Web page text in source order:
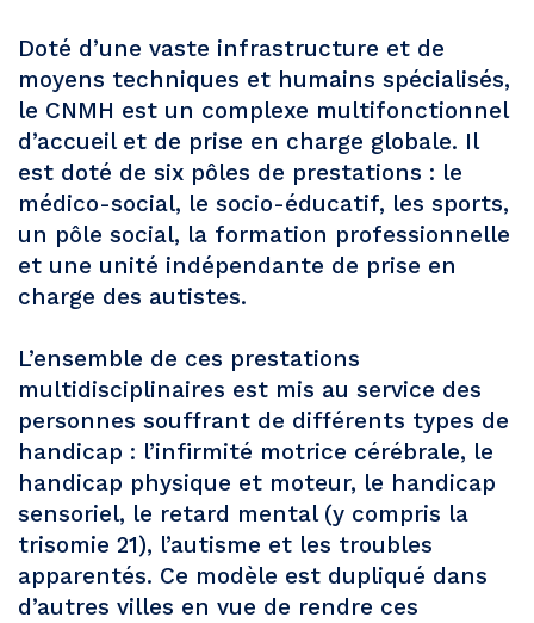
Doté d’une vaste infrastructure et de
moyens techniques et humains spécialisés,
le CNMH est un complexe multifonctionnel
d’accueil et de prise en charge globale. Il
est doté de six pôles de prestations : le
médico-social, le socio-éducatif, les sports,
un pôle social, la formation professionnelle
et une unité indépendante de prise en
charge des autistes.
L’ensemble de ces prestations
multidisciplinaires est mis au service des
personnes souffrant de différents types de
handicap : l’infirmité motrice cérébrale, le
handicap physique et moteur, le handicap
sensoriel, le retard mental (y compris la
trisomie 21), l’autisme et les troubles
apparentés. Ce modèle est dupliqué dans
d’autres villes en vue de rendre ces